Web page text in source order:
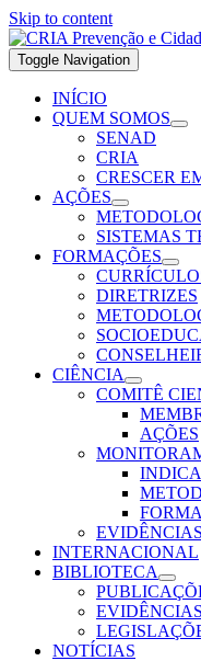
Skip to content
Toggle Navigation
INÍCIO
QUEM SOMOS
SENAD
CRIA
CRESCER
AÇÕES
SISTEMAS
FORMAÇÕES
DIRETRIZES
CIÊNCIA
COMITÊ
AÇÕES
EVIDÊNCIAS
INTERNACIONAL
BIBLIOTECA
EVIDÊNCIAS
NOTÍCIAS